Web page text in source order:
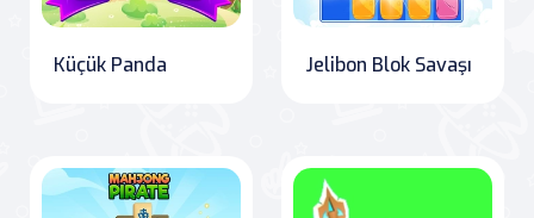
Küçük Panda Jelibon Blok Savaşı